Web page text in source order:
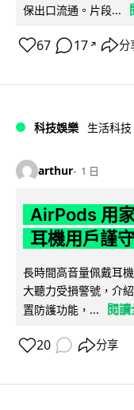
保出口流通。片段...
67 17 ↗ 分
科技娛樂 生活科技
arthur 1 日
AirPods 用
耳機用戶謹
長時間高音量佩戴耳
大聽力受損警號，介
置防護功能，...
閱
20 分享